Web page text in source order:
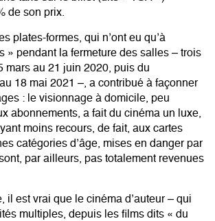
de son prix.
plates-formes, qui n’ont eu qu’à
» pendant la fermeture des salles – trois
mars au 21 juin 2020, puis du
18 mai 2021 –, a contribué à façonner
: le visionnage à domicile, peu
abonnements, a fait du cinéma un luxe,
moins recours, de fait, aux cartes
catégories d’âge, mises en danger par
par ailleurs, pas totalement revenues
il est vrai que le cinéma d’auteur – qui
multiples, depuis les films dits « du